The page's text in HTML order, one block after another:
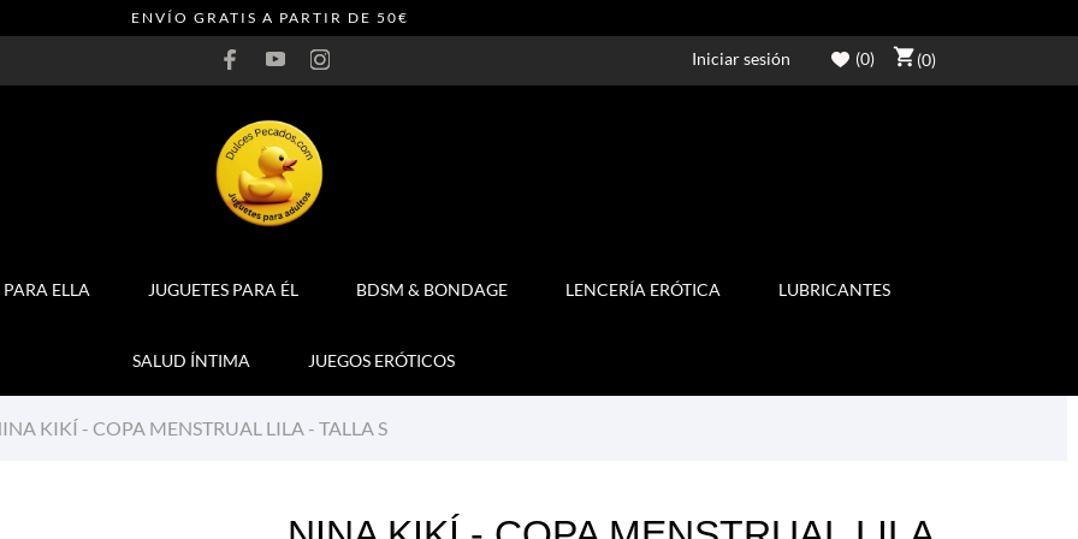
ENVÍO GRATIS A PARTIR DE 50€
Iniciar sesión (0) shopping_cart(0)
PARA ELLA JUGUETES PARA ÉL BDSM & BONDAGE LENCERÍA ERÓTICA LUBRICANTES
SALUD ÍNTIMA JUEGOS ERÓTICOS
KIKÍ - COPA MENSTRUAL LILA - TALLA S